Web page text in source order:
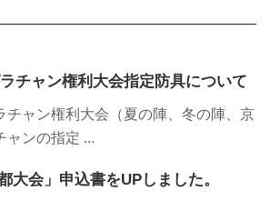
チャン権利大会指定防具について
チャン権利大会（夏の陣、冬の陣、京
ャンの指定 ...
会」申込書をUPしました。